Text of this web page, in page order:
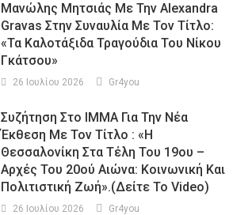
Μανώλης Μητσιάς Με Την Alexandra
Gravas Στην Συναυλία Με Τον Τίτλο:
«τα Καλοτάξιδα Τραγούδια Του Νίκου
Γκάτσου»
26 Ιουλίου 2026 Gr4you
Συζήτηση Στο ΙΜΜΑ Για Την Νέα
Έκθεση Με Τον Τίτλο : «Η
Θεσσαλονίκη Στα Τέλη Του 19ου –
Αρχές Του 20ού Αιώνα: Κοινωνική Και
Πολιτιστική Ζωή».(Δείτε Το Video)
26 Ιουλίου 2026 Gr4you